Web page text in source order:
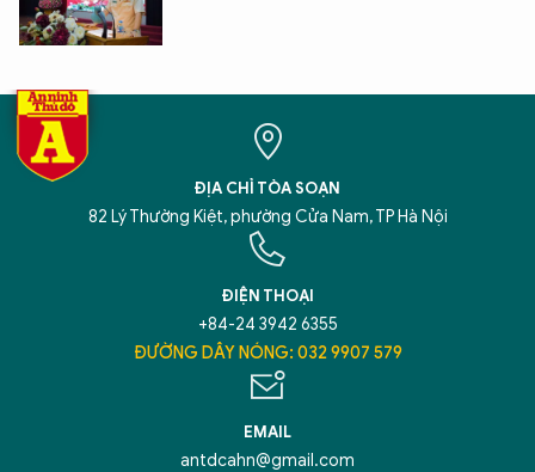
ĐỊA CHỈ TÒA SOẠN
82 Lý Thường Kiệt, phường Cửa Nam, TP Hà Nội
ĐIỆN THOẠI
+84-24 3942 6355
ĐƯỜNG DÂY NÓNG: 032 9907 579
EMAIL
antdcahn@gmail.com
XIN CHÀO,
TÔI LÀ CHATBOT CỦA
Hãy hỏi tôi bất kỳ điều gì bạn cần biết về
An Ninh Thủ Đô nhé. Tôi sẵn sàng hỗ trợ!